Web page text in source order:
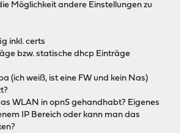
Möglichkeit andere Einstellungen zu
inkl. certs
bzw. statische dhcp Einträge
(ich weiß, ist eine FW und kein Nas)
WLAN in opnS gehandhabt? Eigenes
IP Bereich oder kann man das